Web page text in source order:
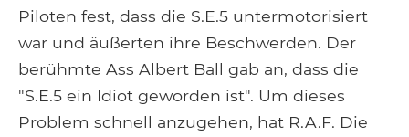
Piloten fest, dass die S.E.5 untermotorisiert
war und äußerten ihre Beschwerden. Der
berühmte Ass Albert Ball gab an, dass die
"S.E.5 ein Idiot geworden ist". Um dieses
Problem schnell anzugehen, hat R.A.F. Die